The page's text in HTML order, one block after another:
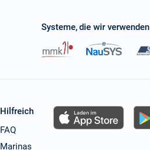
Systeme, die wir verwenden
Hilfreich
FAQ
Marinas